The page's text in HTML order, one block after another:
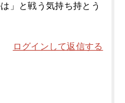
」と戦う気持ち持とう
ログインして返信する